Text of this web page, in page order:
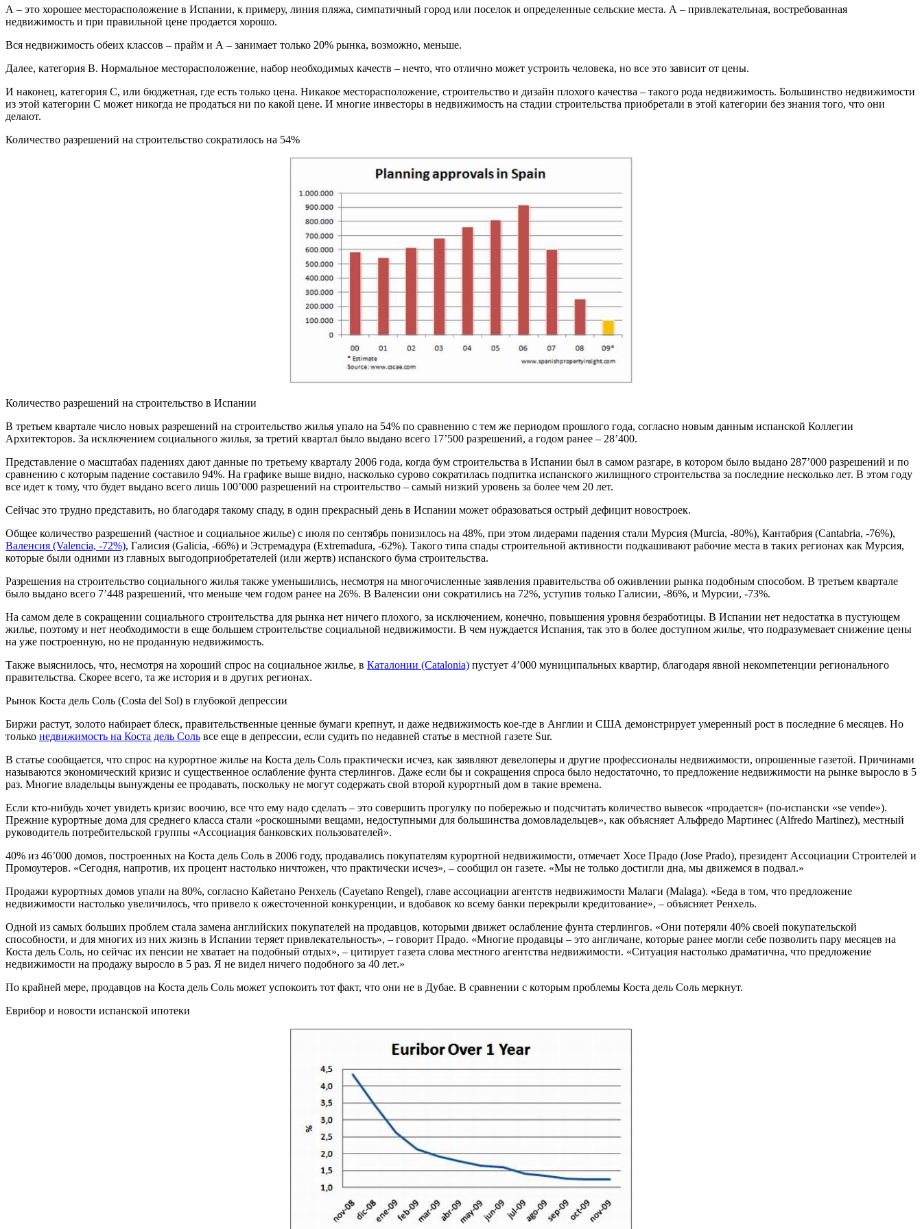
А – это хорошее месторасположение в Испании, к примеру, линия пляжа, симпатичный город или поселок и определенные сельские места. А – привлекательная, востребованная
недвижимость и при правильной цене продается хорошо.
Вся недвижимость обеих классов – прайм и А – занимает только 20% рынка, возможно, меньше.
Далее, категория В. Нормальное месторасположение, набор необходимых качеств – нечто, что отлично может устроить человека, но все это зависит от цены.
И наконец, категория С, или бюджетная, где есть только цена. Никакое месторасположение, строительство и дизайн плохого качества – такого рода недвижимость. Большинство недвижимости
из этой категории С может никогда не продаться ни по какой цене. И многие инвесторы в недвижимость на стадии строительства приобретали в этой категории без знания того, что они
делают.
Количество разрешений на строительство сократилось на 54%
Количество разрешений на строительство в Испании
В третьем квартале число новых разрешений на строительство жилья упало на 54% по сравнению с тем же периодом прошлого года, согласно новым данным испанской Коллегии
Архитекторов. За исключением социального жилья, за третий квартал было выдано всего 17’500 разрешений, а годом ранее – 28’400.
Представление о масштабах падениях дают данные по третьему кварталу 2006 года, когда бум строительства в Испании был в самом разгаре, в котором было выдано 287’000 разрешений и по
сравнению с которым падение составило 94%. На графике выше видно, насколько сурово сократилась подпитка испанского жилищного строительства за последние несколько лет. В этом году
все идет к тому, что будет выдано всего лишь 100’000 разрешений на строительство – самый низкий уровень за более чем 20 лет.
Сейчас это трудно представить, но благодаря такому спаду, в один прекрасный день в Испании может образоваться острый дефицит новостроек.
Общее количество разрешений (частное и социальное жилье) с июля по сентябрь понизилось на 48%, при этом лидерами падения стали Мурсия (Murcia, -80%), Кантабрия (Cantabria, -76%),
Валенсия (Valencia, -72%), Галисия (Galicia, -66%) и Эстремадура (Extremadura, -62%). Такого типа спады строительной активности подкашивают рабочие места в таких регионах как Мурсия,
которые были одними из главных выгодоприобретателей (или жертв) испанского бума строительства.
Разрешения на строительство социального жилья также уменьшились, несмотря на многочисленные заявления правительства об оживлении рынка подобным способом. В третьем квартале
было выдано всего 7’448 разрешений, что меньше чем годом ранее на 26%. В Валенсии они сократились на 72%, уступив только Галисии, -86%, и Мурсии, -73%.
На самом деле в сокращении социального строительства для рынка нет ничего плохого, за исключением, конечно, повышения уровня безработицы. В Испании нет недостатка в пустующем
жилье, поэтому и нет необходимости в еще большем строительстве социальной недвижимости. В чем нуждается Испания, так это в более доступном жилье, что подразумевает снижение цены
на уже построенную, но не проданную недвижимость.
Также выяснилось, что, несмотря на хороший спрос на социальное жилье, в Каталонии (Catalonia) пустует 4’000 муниципальных квартир, благодаря явной некомпетенции регионального
правительства. Скорее всего, та же история и в других регионах.
Рынок Коста дель Соль (Costa del Sol) в глубокой депрессии
Биржи растут, золото набирает блеск, правительственные ценные бумаги крепнут, и даже недвижимость кое-где в Англии и США демонстрирует умеренный рост в последние 6 месяцев. Но
только недвижимость на Коста дель Соль все еще в депрессии, если судить по недавней статье в местной газете Sur.
В статье сообщается, что спрос на курортное жилье на Коста дель Соль практически исчез, как заявляют девелоперы и другие профессионалы недвижимости, опрошенные газетой. Причинами
называются экономический кризис и существенное ослабление фунта стерлингов. Даже если бы и сокращения спроса было недостаточно, то предложение недвижимости на рынке выросло в 5
раз. Многие владельцы вынуждены ее продавать, поскольку не могут содержать свой второй курортный дом в такие времена.
Если кто-нибудь хочет увидеть кризис воочию, все что ему надо сделать – это совершить прогулку по побережью и подсчитать количество вывесок «продается» (по-испански «se vende»).
Прежние курортные дома для среднего класса стали «роскошными вещами, недоступными для большинства домовладельцев», как объясняет Альфредо Мартинес (Alfredo Martinez), местный
руководитель потребительской группы «Ассоциация банковских пользователей».
40% из 46’000 домов, построенных на Коста дель Соль в 2006 году, продавались покупателям курортной недвижимости, отмечает Хосе Прадо (Jose Prado), президент Ассоциации Строителей и
Промоутеров. «Сегодня, напротив, их процент настолько ничтожен, что практически исчез», – сообщил он газете. «Мы не только достигли дна, мы движемся в подвал.»
Продажи курортных домов упали на 80%, согласно Кайетано Ренхель (Cayetano Rengel), главе ассоциации агентств недвижимости Малаги (Malaga). «Беда в том, что предложение
недвижимости настолько увеличилось, что привело к ожесточенной конкуренции, и вдобавок ко всему банки перекрыли кредитование», – объясняет Ренхель.
Одной из самых больших проблем стала замена английских покупателей на продавцов, которыми движет ослабление фунта стерлингов. «Они потеряли 40% своей покупательской
способности, и для многих из них жизнь в Испании теряет привлекательность», – говорит Прадо. «Многие продавцы – это англичане, которые ранее могли себе позволить пару месяцев на
Коста дель Соль, но сейчас их пенсии не хватает на подобный отдых», – цитирует газета слова местного агентства недвижимости. «Ситуация настолько драматична, что предложение
недвижимости на продажу выросло в 5 раз. Я не видел ничего подобного за 40 лет.»
По крайней мере, продавцов на Коста дель Соль может успокоить тот факт, что они не в Дубае. В сравнении с которым проблемы Коста дель Соль меркнут.
Еврибор и новости испанской ипотеки